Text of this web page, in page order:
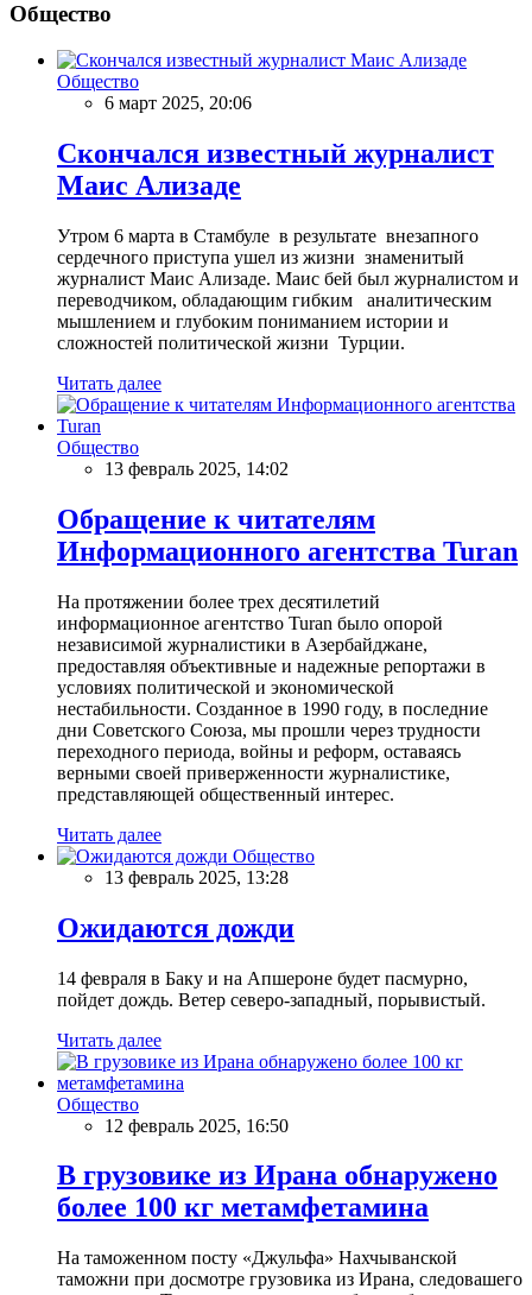
Общество
Общество
6 март 2025, 20:06
Скончался известный журналист
Маис Ализаде
Утром 6 марта в Стамбуле в результате внезапного
сердечного приступа ушел из жизни знаменитый
журналист Маис Ализаде. Маис бей был журналистом и
переводчиком, обладающим гибким аналитическим
мышлением и глубоким пониманием истории и
сложностей политической жизни Турции.
Читать далее
Общество
13 февраль 2025, 14:02
Обращение к читателям
Информационного агентства Turan
На протяжении более трех десятилетий
информационное агентство Turan было опорой
независимой журналистики в Азербайджане,
предоставляя объективные и надежные репортажи в
условиях политической и экономической
нестабильности. Созданное в 1990 году, в последние
дни Советского Союза, мы прошли через трудности
переходного периода, войны и реформ, оставаясь
верными своей приверженности журналистике,
представляющей общественный интерес.
Читать далее
Общество
13 февраль 2025, 13:28
Ожидаются дожди
14 февраля в Баку и на Апшероне будет пасмурно,
пойдет дождь. Ветер северо-западный, порывистый.
Читать далее
Общество
12 февраль 2025, 16:50
В грузовике из Ирана обнаружено
более 100 кг метамфетамина
На таможенном посту «Джульфа» Нахчыванской
таможни при досмотре грузовика из Ирана, следовашего